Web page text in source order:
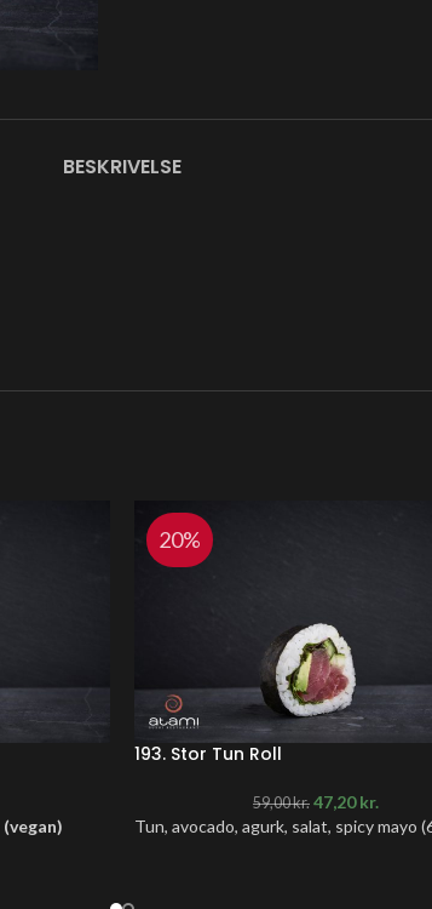
BESKRIVELSE
(vegan)
20%
193. Stor Tun Roll
59,00kr. 47,20kr.
Tun, avocado, agurk, salat, spicy mayo